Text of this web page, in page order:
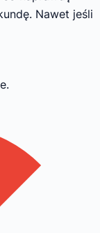
Nawet jeśli